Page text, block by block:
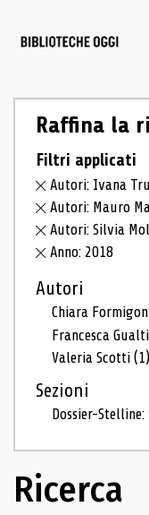
Raffina la
Filtri applicati
Autori: Ivana
Autori: Mauro
Autori: Silvia
Anno: 2018
Autori
Chiara
Francesca
Valeria Scotti(1)
Sezioni
Dossier-
Ricerca